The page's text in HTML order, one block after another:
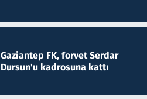
Gaziantep FK, forvet Serdar
Dursun'u kadrosuna kattı